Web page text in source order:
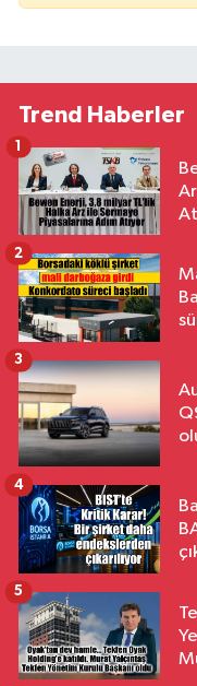
Trend Haberler
1
2
3
4
5